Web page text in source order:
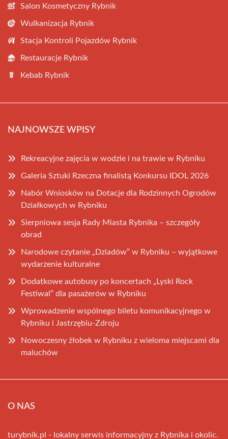
Salon Kosmetyczny Rybnik
Wulkanizacja Rybnik
Stacja Kontroli Pojazdów Rybnik
Restauracje Rybnik
Kebab Rybnik
NAJNOWSZE WPISY
Rekreacyjne zajęcia w wodzie i na trawie w Rybniku
Galeria Sztuki Rzeczna finalistą Konkursu IDOL 2026
Nabór Wniosków na Dotacje dla Rodzinnych Ogrodów
Działkowych w Rybniku
Sierpniowa sesja Rady Miasta Rybnika – szczegóły
obrad
Narodowe czytanie „Dziadów” w Rybniku – wyjątkowe
wydarzenie kulturalne
Dodatkowe autobusy po koncertach „Lyski Rock
Festiwal” dla pasażerów w Rybniku
Wprowadzenie wspólnego biletu komunikacyjnego w
Rybniku i Jastrzębiu-Zdroju
Nowoczesny żłobek w Rybniku z wieloma miejscami dla
maluchów
O NAS
turybnik.pl - lokalny serwis informacyjny z Rybnika i okolic.